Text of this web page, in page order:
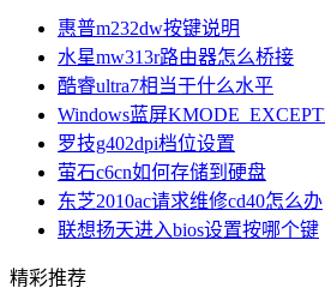
惠普m232dw按键说明
水星mw313r路由器怎么桥接
酷睿ultra7相当于什么水平
Windows蓝屏
罗技g402dpi档位设置
萤石c6cn如何存储到硬盘
东芝2010ac请求维修cd40怎么办
联想扬天进入bios设置按哪个键
精彩推荐